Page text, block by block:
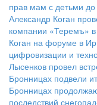
прав мам с детьми до
Александр Коган
компании «Теремъ»
Коган на форуме в
цифровизации и
Лысенков провел
Бронницах подвели
Бронницах
последствий